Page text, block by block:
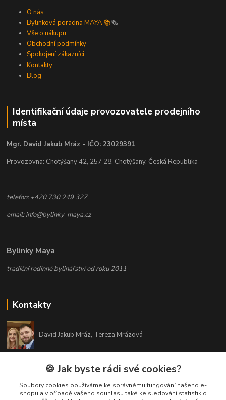
O nás
Bylinková poradna MAYA 📚🗞️
Vše o nákupu
Obchodní podmínky
Spokojení zákazníci
Kontakty
Blog
Identifikační údaje provozovatele prodejního
místa
Mgr. David Jakub Mráz - IČO: 23029391
Provozovna: Chotýšany 42, 257 28, Chotýšany, Česká Republika
telefon: +420 730 249 327
email: info@bylinky-maya.cz
Bylinky Maya
tradiční rodinné bylinářství od roku 2011
Kontakty
David Jakub Mráz, Tereza Mrázová
info@bylinky-maya.cz
🍪 Jak byste rádi své cookies?
Soubory cookies používáme ke správnému fungování našeho e-
shopu a v případě vašeho souhlasu také ke sledování statistik o